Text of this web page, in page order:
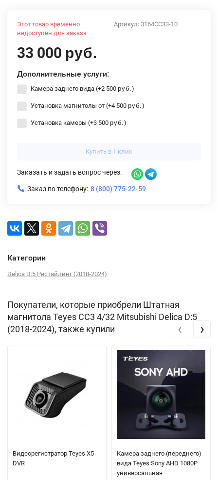
Артикул: 3164CC33-10
Этот товар временно
недоступен для заказа
33 000 руб.
Дополнительные услуги:
Камера заднего вида (+2 500 руб. )
Установка магнитолы от (+4 500 руб. )
Установка камеры (+3 500 руб. )
Купить в 1 клик
Заказать и задать вопрос через:
Заказ по телефону: 8 (800) 775-22-59
Категории
Delica D:5 Рестайлинг (2018-2024)
Покупатели, которые приобрели Штатная
магнитола Teyes CC3 4/32 Mitsubishi Delica D:5
(2018-2024), также купили
Видеорегистратор Teyes X5-
DVR
Камера заднего (переднего)
вида Teyes Sony AHD 1080P
универсальная
‹ ›